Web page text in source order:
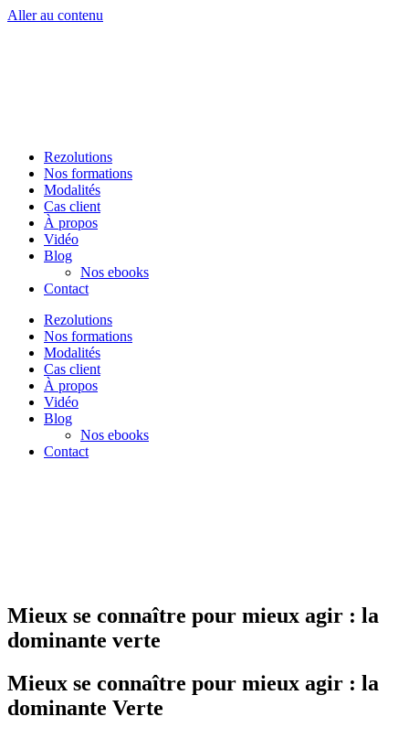
Aller au contenu
Rezolutions
Nos formations
Modalités
Cas client
À propos
Vidéo
Blog
Nos ebooks
Contact
Rezolutions
Nos formations
Modalités
Cas client
À propos
Vidéo
Blog
Nos ebooks
Contact
Mieux se connaître pour mieux agir : la
dominante verte
Mieux se connaître pour mieux agir : la
dominante Verte